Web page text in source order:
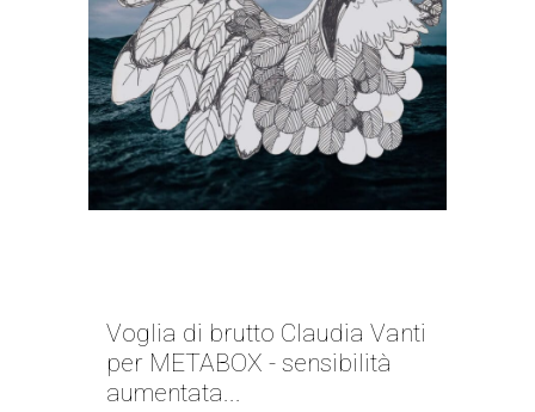
Voglia di brutto Claudia Vanti
per METABOX - sensibilità
aumentata...